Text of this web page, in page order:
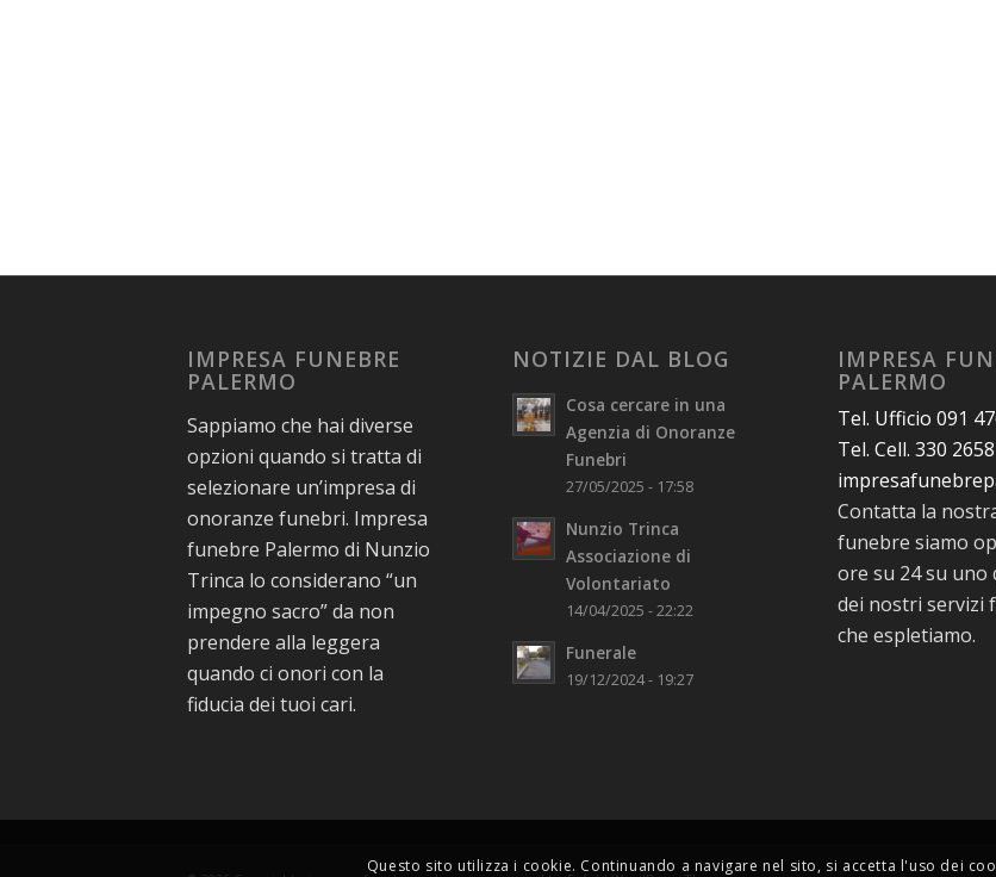
IMPRESA FUNEBRE
PALERMO
Sappiamo che hai diverse
opzioni quando si tratta di
selezionare un’impresa di
onoranze funebri. Impresa
funebre Palermo di Nunzio
Trinca lo considerano “un
impegno sacro” da non
prendere alla leggera
quando ci onori con la
fiducia dei tuoi cari.
NOTIZIE DAL BLOG
Cosa cercare in una
Agenzia di Onoranze
Funebri
27/05/2025 - 17:58
Nunzio Trinca
Associazione di
Volontariato
14/04/2025 - 22:22
Funerale
19/12/2024 - 19:27
IMPRESA
PALERMO
Tel. Ufficio 091
Tel. Cell. 330
Contatta la
funebre siamo
ore su 24 su uno
dei nostri servizi
che espletiamo.
Questo sito utilizza i cookie. Continuando a navigare nel sito, si accetta l'uso dei